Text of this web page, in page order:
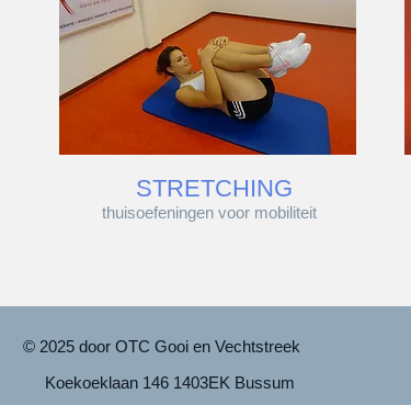
thuisoefeningen voor mobiliteit
STRETCHING
© 2025 door OTC Gooi en Vechtstreek
Koekoeklaan 146 1403EK Bussum